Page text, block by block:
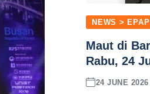
NEWS >
Maut di
Rabu, 24
24 JUNE 2026